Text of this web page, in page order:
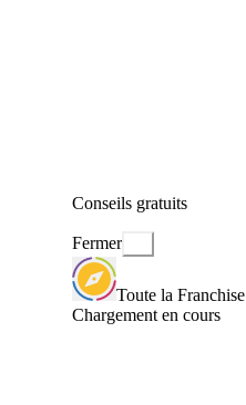
Conseils gratuits
Fermer
Toute la Franchise
Chargement en cours